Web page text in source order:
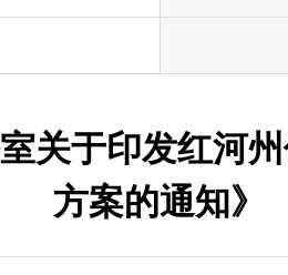
关于印发红河
方案的通知》